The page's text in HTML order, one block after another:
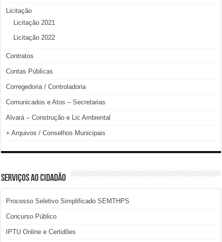
Licitação
Licitação 2021
Licitação 2022
Contratos
Contas Públicas
Corregedoria / Controladoria
Comunicados e Atos – Secretarias
Alvará – Construção e Lic Ambiental
+ Arquivos / Conselhos Municipais
SERVIÇOS AO CIDADÃO
Processo Seletivo Simplificado SEMTHPS
Concurso Público
IPTU Online e Certidões